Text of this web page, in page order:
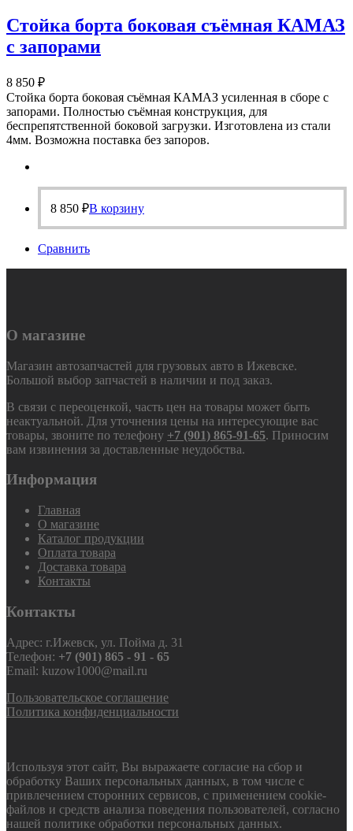
Стойка борта боковая съёмная КАМАЗ
с запорами
8 850 ₽
Стойка борта боковая съёмная КАМАЗ усиленная в сборе с
запорами. Полностью съёмная конструкция, для
беспрепятственной боковой загрузки. Изготовлена из стали
4мм. Возможна поставка без запоров.
8 850 ₽В корзину
Сравнить
О магазине
Магазин автозапчастей для грузовых авто в Ижевске.
Большой выбор запчастей в наличии и под заказ.
В связи с переоценкой, часть цен на товары может быть
неактуальной. Для уточнения цены на интересующие вас
товары, звоните по телефону +7 (901) 865-91-65. Приносим
вам извинения за доставленные неудобства.
Информация
Главная
О магазине
Каталог продукции
Оплата товара
Доставка товара
Контакты
Контакты
Адрес: г.Ижевск, ул. Пойма д. 31
Телефон: +7 (901) 865 - 91 - 65
Email: kuzow1000@mail.ru
Пользовательское соглашение
Политика конфиденциальности
Используя этот сайт, Вы выражаете согласие на сбор и
обработку Ваших персональных данных, в том числе с
привлечением сторонних сервисов, с применением cookie-
файлов и средств анализа поведения пользователей, согласно
нашей политике обработки персональных данных.